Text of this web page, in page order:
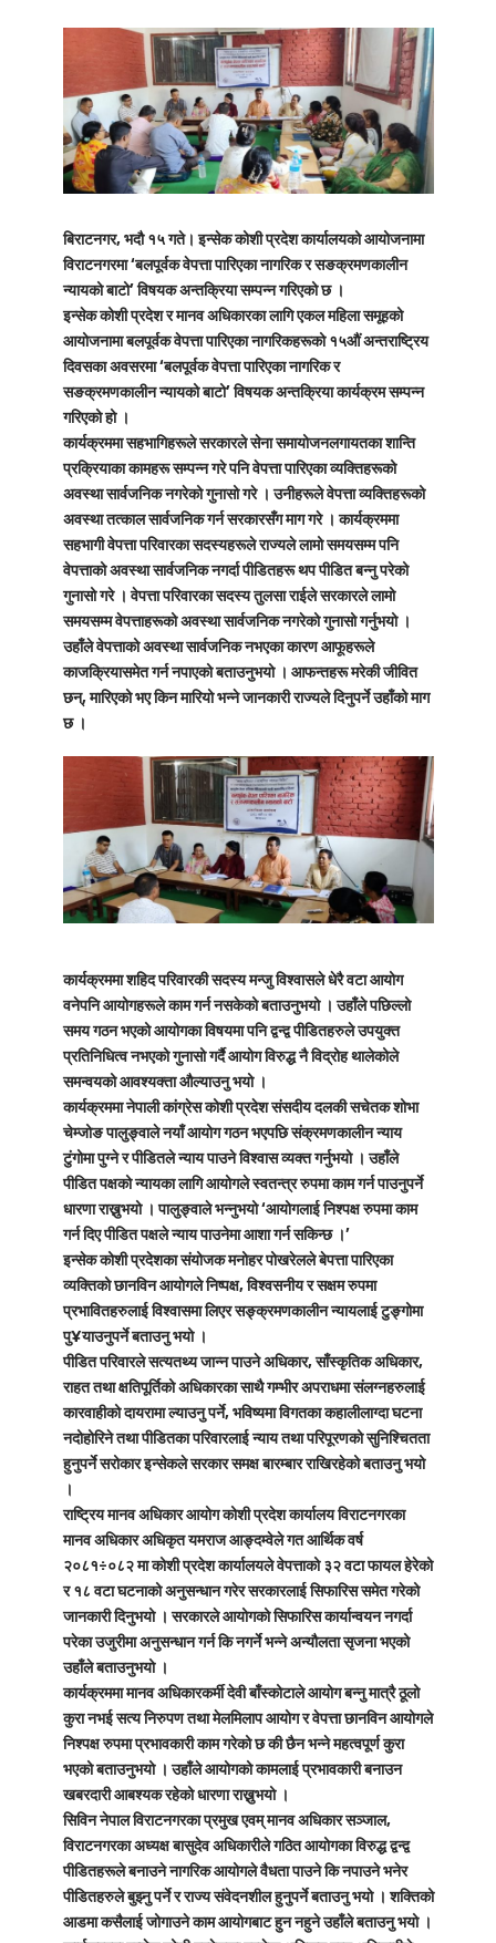
बिराटनगर, भदौ १५ गते। इन्सेक कोशी प्रदेश कार्यालयको आयोजनामा
विराटनगरमा ‘बलपूर्वक वेपत्ता पारिएका नागरिक र सङक्रमणकालीन
न्यायको बाटो’ विषयक अन्तक्रिया सम्पन्न गरिएको छ ।
इन्सेक कोशी प्रदेश र मानव अधिकारका लागि एकल महिला समूहको
आयोजनामा बलपूर्वक वेपत्ता पारिएका नागरिकहरूको १५औं अन्तराष्ट्रिय
दिवसका अवसरमा ‘बलपूर्वक वेपत्ता पारिएका नागरिक र
सङक्रमणकालीन न्यायको बाटो’ विषयक अन्तक्रिया कार्यक्रम सम्पन्न
गरिएको हो ।
कार्यक्रममा सहभागिहरूले सरकारले सेना समायोजनलगायतका शान्ति
प्रक्रियाका कामहरू सम्पन्न गरे पनि वेपत्ता पारिएका व्यक्तिहरूको
अवस्था सार्वजनिक नगरेको गुनासो गरे । उनीहरूले वेपत्ता व्यक्तिहरूको
अवस्था तत्काल सार्वजनिक गर्न सरकारसँग माग गरे । कार्यक्रममा
सहभागी वेपत्ता परिवारका सदस्यहरूले राज्यले लामो समयसम्म पनि
वेपत्ताको अवस्था सार्वजनिक नगर्दा पीडितहरू थप पीडित बन्नु परेको
गुनासो गरे । वेपत्ता परिवारका सदस्य तुलसा राईले सरकारले लामो
समयसम्म वेपत्ताहरूको अवस्था सार्वजनिक नगरेको गुनासो गर्नुभयो ।
उहाँले वेपत्ताको अवस्था सार्वजनिक नभएका कारण आफूहरूले
काजक्रियासमेत गर्न नपाएको बताउनुभयो । आफन्तहरू मरेकी जीवित
छन्, मारिएको भए किन मारियो भन्ने जानकारी राज्यले दिनुपर्ने उहाँको माग
छ ।
कार्यक्रममा शहिद परिवारकी सदस्य मन्जु विश्वासले धेरै वटा आयोग
वनेपनि आयोगहरूले काम गर्न नसकेको बताउनुभयो । उहाँले पछिल्लो
समय गठन भएको आयोगका विषयमा पनि द्वन्द्व पीडितहरुले उपयुक्त
प्रतिनिधित्व नभएको गुनासो गर्दै आयोग विरुद्ध नै विद्रोह थालेकोले
समन्वयको आवश्यक्ता औल्याउनु भयो ।
कार्यक्रममा नेपाली कांग्रेस कोशी प्रदेश संसदीय दलकी सचेतक शोभा
चेम्जोङ पालुङ्वाले नयाँ आयोग गठन भएपछि संक्रमणकालीन न्याय
टुंगोमा पुग्ने र पीडितले न्याय पाउने विश्वास व्यक्त गर्नुभयो । उहाँले
पीडित पक्षको न्यायका लागि आयोगले स्वतन्त्र रुपमा काम गर्न पाउनुपर्ने
धारणा राख्नुभयो । पालुङ्वाले भन्नुभयो ‘आयोगलाई निश्पक्ष रुपमा काम
गर्न दिए पीडित पक्षले न्याय पाउनेमा आशा गर्न सकिन्छ ।’
इन्सेक कोशी प्रदेशका संयोजक मनोहर पोखरेलले बेपत्ता पारिएका
व्यक्तिको छानविन आयोगले निष्पक्ष, विश्वसनीय र सक्षम रुपमा
प्रभावितहरुलाई विश्वासमा लिएर सङ्क्रमणकालीन न्यायलाई टुङ्गोमा
पु¥याउनुपर्ने बताउनु भयो ।
पीडित परिवारले सत्यतथ्य जान्न पाउने अधिकार, साँस्कृतिक अधिकार,
राहत तथा क्षतिपूर्तिको अधिकारका साथै गम्भीर अपराधमा संलग्नहरुलाई
कारवाहीको दायरामा ल्याउनु पर्ने, भविष्यमा विगतका कहालीलाग्दा घटना
नदोहोरिने तथा पीडितका परिवारलाई न्याय तथा परिपूरणको सुनिश्चितता
हुनुपर्ने सरोकार इन्सेकले सरकार समक्ष बारम्बार राखिरहेको बताउनु भयो
।
राष्ट्रिय मानव अधिकार आयोग कोशी प्रदेश कार्यालय विराटनगरका
मानव अधिकार अधिकृत यमराज आङ्दम्वेले गत आर्थिक वर्ष
२०८१÷०८२ मा कोशी प्रदेश कार्यालयले वेपत्ताको ३२ वटा फायल हेरेको
र १८ वटा घटनाको अनुसन्धान गरेर सरकारलाई सिफारिस समेत गरेको
जानकारी दिनुभयो । सरकारले आयोगको सिफारिस कार्यान्वयन नगर्दा
परेका उजुरीमा अनुसन्धान गर्न कि नगर्ने भन्ने अन्यौलता सृजना भएको
उहाँले बताउनुभयो ।
कार्यक्रममा मानव अधिकारकर्मी देवी बाँस्कोटाले आयोग बन्नु मात्रै ठूलो
कुरा नभई सत्य निरुपण तथा मेलमिलाप आयोग र वेपत्ता छानविन आयोगले
निश्पक्ष रुपमा प्रभावकारी काम गरेको छ की छैन भन्ने महत्वपूर्ण कुरा
भएको बताउनुभयो । उहाँले आयोगको कामलाई प्रभावकारी बनाउन
खबरदारी आबश्यक रहेको धारणा राख्नुभयो ।
सिविन नेपाल विराटनगरका प्रमुख एवम् मानव अधिकार सञ्जाल,
विराटनगरका अध्यक्ष बासुदेव अधिकारीले गठित आयोगका विरुद्ध द्वन्द्व
पीडितहरूले बनाउने नागरिक आयोगले वैधता पाउने कि नपाउने भनेर
पीडितहरुले बुझ्नु पर्ने र राज्य संवेदनशील हुनुपर्ने बताउनु भयो । शक्तिको
आडमा कसैलाई जोगाउने काम आयोगबाट हुन नहुने उहाँले बताउनु भयो ।